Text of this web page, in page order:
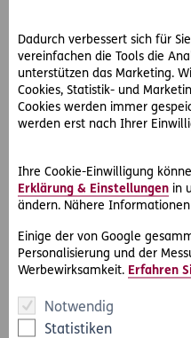
Dadurch verbessert sich für
vereinfachen die Tools die
unterstützen das Marketing.
Cookies, Statistik- und
Cookies werden immer
werden erst nach Ihrer
Ihre Cookie-Einwilligung
Erklärung & Einstellungen in
ändern. Nähere
Einige der von Google
Personalisierung und der
Werbewirksamkeit. Erfahren
Notwendig
Statistiken
Verfügung behördlich
Zwecks Klarstellung,
Angehörigen
Registrierung beim
Diese gesetzliche
ausreichen, wenn kein
ist und keine größeren
kann es gerade gegenüber
kommen und kann nur
Vertretungsbefugnis
erfassen, keinesfalls aber